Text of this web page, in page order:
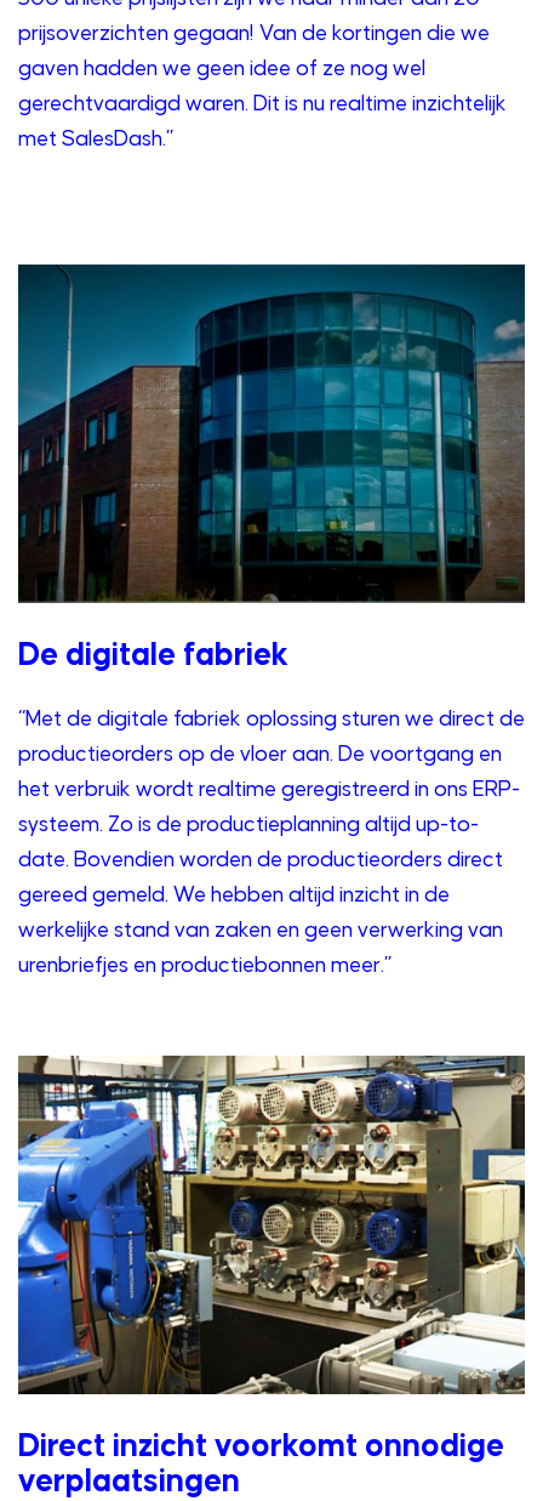
prijsoverzichten gegaan! Van de kortingen die we
gaven hadden we geen idee of ze nog wel
gerechtvaardigd waren. Dit is nu realtime inzichtelijk
met SalesDash.”
De digitale fabriek
“Met de digitale fabriek oplossing sturen we direct de
productieorders op de vloer aan. De voortgang en
het verbruik wordt realtime geregistreerd in ons ERP-
systeem. Zo is de productieplanning altijd up-to-
date. Bovendien worden de productieorders direct
gereed gemeld. We hebben altijd inzicht in de
werkelijke stand van zaken en geen verwerking van
urenbriefjes en productiebonnen meer.”
Direct inzicht voorkomt onnodige
verplaatsingen